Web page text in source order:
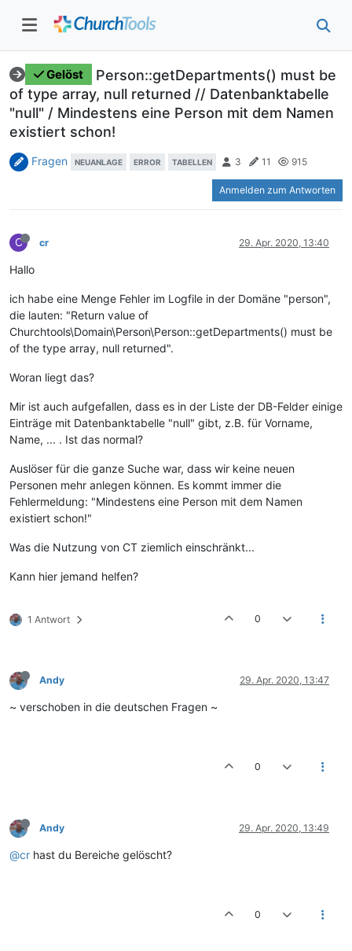
Gelöst
Person::getDepartments() must be
of type array, null returned // Datenbanktabelle
"null" / Mindestens eine Person mit dem Namen
existiert schon!
Fragen NEUANLAGE ERROR TABELLEN 3 11 915
Anmelden zum Antworten
C cr 29. Apr. 2020, 13:40
Hallo
ich habe eine Menge Fehler im Logfile in der Domäne "person",
die lauten: "Return value of
Churchtools\Domain\Person\Person::getDepartments() must be
of the type array, null returned".
Woran liegt das?
Mir ist auch aufgefallen, dass es in der Liste der DB-Felder einige
Einträge mit Datenbanktabelle "null" gibt, z.B. für Vorname,
Name, ... . Ist das normal?
Auslöser für die ganze Suche war, dass wir keine neuen
Personen mehr anlegen können. Es kommt immer die
Fehlermeldung: "Mindestens eine Person mit dem Namen
existiert schon!"
Was die Nutzung von CT ziemlich einschränkt...
Kann hier jemand helfen?
1 Antwort 0
Andy 29. Apr. 2020, 13:47
~ verschoben in die deutschen Fragen ~
0
Andy 29. Apr. 2020, 13:49
@cr hast du Bereiche gelöscht?
0